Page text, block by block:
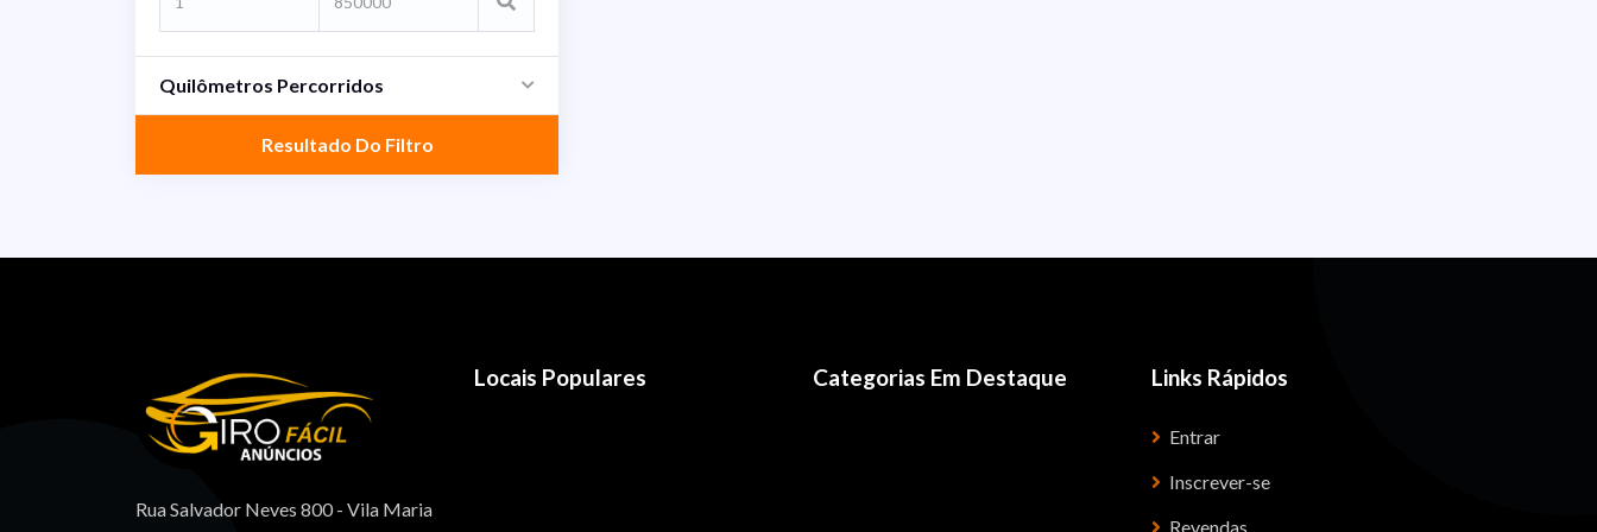
Quilômetros Percorridos
Resultado Do Filtro
Rua Salvador Neves 800 - Vila Maria
Locais Populares Categorias Em Destaque Links Rápidos
Entrar
Inscrever-se
Revendas